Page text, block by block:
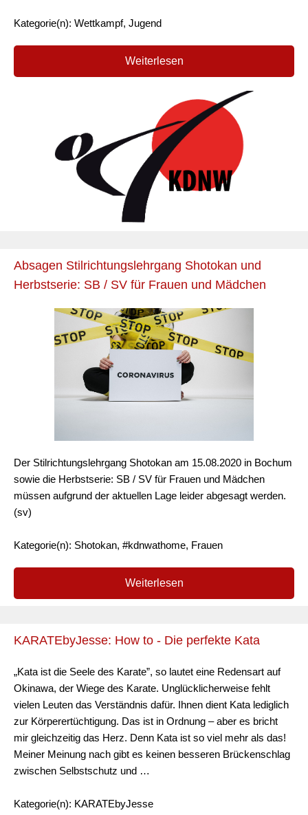
Kategorie(n): Wettkampf, Jugend
Weiterlesen
Absagen Stilrichtungslehrgang Shotokan und
Herbstserie: SB / SV für Frauen und Mädchen
Der Stilrichtungslehrgang Shotokan am 15.08.2020 in Bochum
sowie die Herbstserie: SB / SV für Frauen und Mädchen
müssen aufgrund der aktuellen Lage leider abgesagt werden.
(sv)
Kategorie(n): Shotokan, #kdnwathome, Frauen
Weiterlesen
KARATEbyJesse: How to - Die perfekte Kata
„Kata ist die Seele des Karate”, so lautet eine Redensart auf
Okinawa, der Wiege des Karate. Unglücklicherweise fehlt
vielen Leuten das Verständnis dafür. Ihnen dient Kata lediglich
zur Körperertüchtigung. Das ist in Ordnung – aber es bricht
mir gleichzeitig das Herz. Denn Kata ist so viel mehr als das!
Meiner Meinung nach gibt es keinen besseren Brückenschlag
zwischen Selbstschutz und …
Kategorie(n): KARATEbyJesse